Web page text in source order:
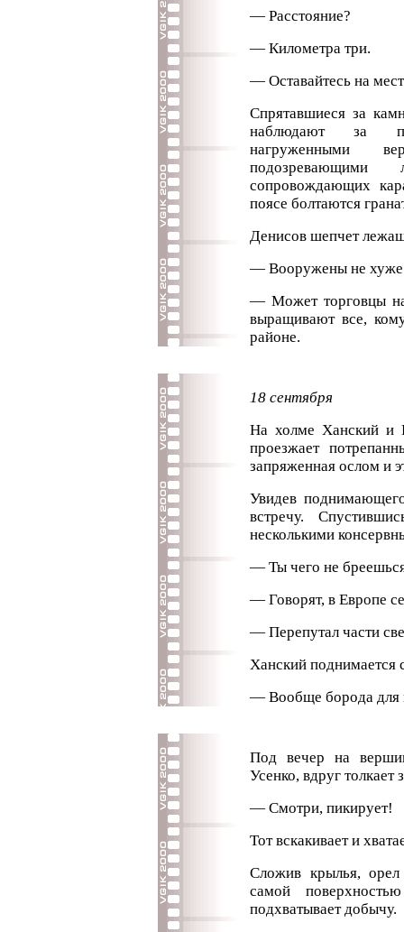
— Расстояние?
— Километра три.
— Оставайтесь на
Спрятавшиеся за
наблюдают за
нагруженными
сопровождающих
поясе болтаются
Денисов шепчет
— Вооружены не хуже
— Может торговцы
выращивают все,
районе.
18 сентября
На холме Ханский и
проезжает
запряженная ослом и
Увидев
встречу.
несколькими
— Ты чего не
— Говорят, в Европе
— Перепутал части
Ханский поднимается
— Вообще борода для
Под вечер на
Усенко, вдруг
— Смотри, пикирует!
Тот вскакивает и
Сложив крылья,
самой
подхватывает добычу.